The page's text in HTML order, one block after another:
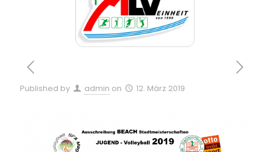
Published by admin on 12. März 2019